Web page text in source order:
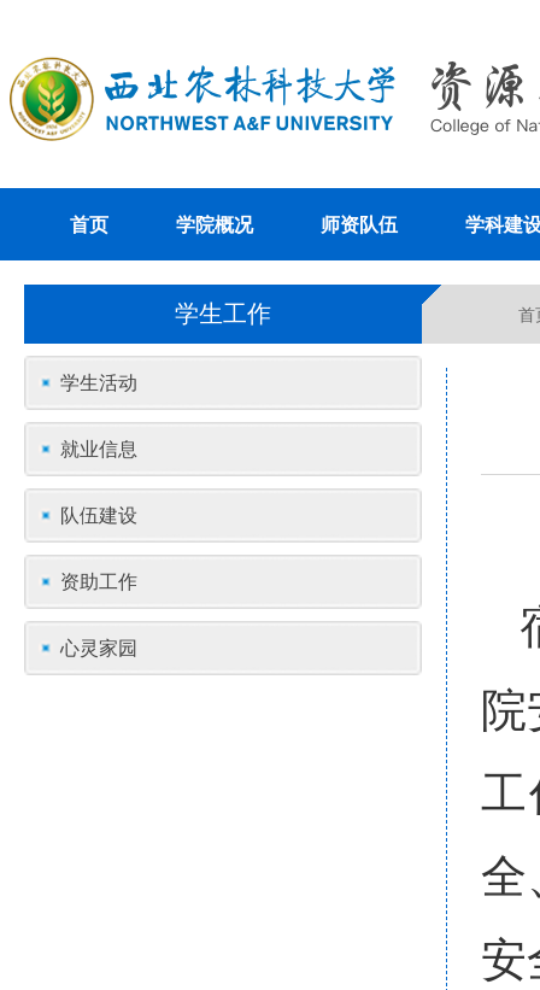
首页 学院概况 师资队伍 学科建
学生工作 首
学生活动
就业信息
队伍建设
资助工作
心灵家园